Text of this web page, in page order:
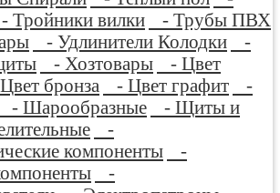
Тройники вилки
- Трубы ПВХ
- Удлинители Колодки
-
- Хозтовары
- Цвет
бронза - Цвет графит
-
- Шарообразные
- Щиты и
-
компоненты
-
-